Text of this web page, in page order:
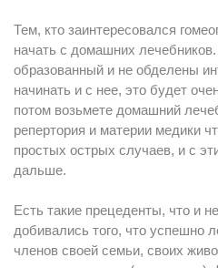
Тем, кто заинтересовался
начать с домашних
образованный и не обделены
начинать и с нее, это будет
потом возьмете домашний
репертория и материи медики
простых острых случаев, и с
дальше.
Есть такие прецеденты, что и
добивались того, что успешно
членов своей семьи, своих